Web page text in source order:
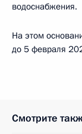
водоснабжения.
На этом
до 5 февраля
Смотрите